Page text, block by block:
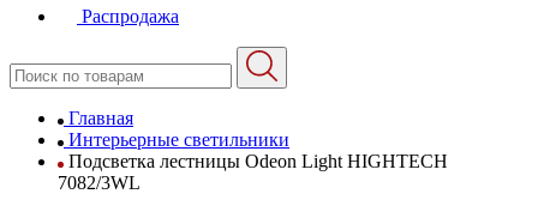
Распродажа
Главная
Интерьерные светильники
Подсветка лестницы Odeon Light HIGHTECH
7082/3WL